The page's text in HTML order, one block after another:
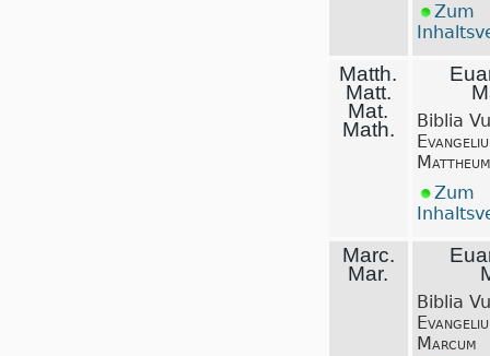
Zum
Matth.
Matt.
Mat.
Math.
Biblia
Mattheum
Zum
Marc.
Mar.
Biblia
Marcum